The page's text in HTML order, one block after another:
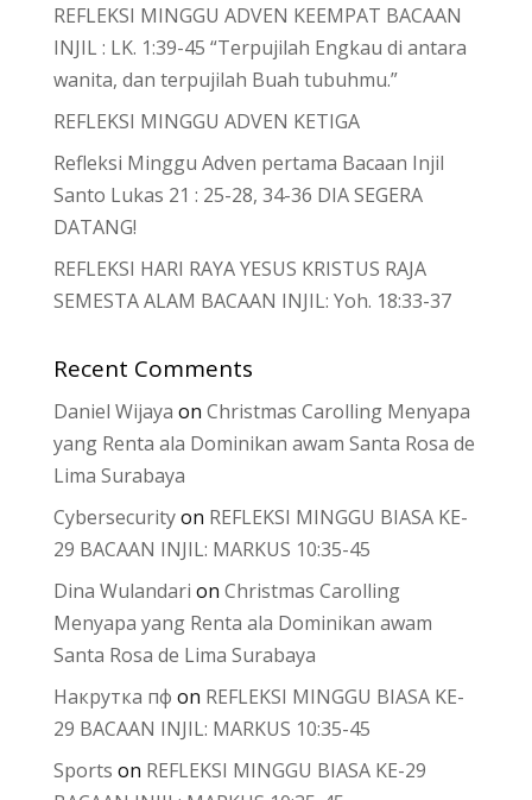
REFLEKSI MINGGU ADVEN KEEMPAT BACAAN
INJIL : LK. 1:39-45 “Terpujilah Engkau di antara
wanita, dan terpujilah Buah tubuhmu.”
REFLEKSI MINGGU ADVEN KETIGA
Refleksi Minggu Adven pertama Bacaan Injil
Santo Lukas 21 : 25-28, 34-36 DIA SEGERA
DATANG!
REFLEKSI HARI RAYA YESUS KRISTUS RAJA
SEMESTA ALAM BACAAN INJIL: Yoh. 18:33-37
Recent Comments
Daniel Wijaya on Christmas Carolling Menyapa
yang Renta ala Dominikan awam Santa Rosa de
Lima Surabaya
Cybersecurityon REFLEKSI MINGGU BIASA KE-
29 BACAAN INJIL: MARKUS 10:35-45
Dina Wulandari on Christmas Carolling
Menyapa yang Renta ala Dominikan awam
Santa Rosa de Lima Surabaya
Накрутка пф on REFLEKSI MINGGU BIASA KE-
29 BACAAN INJIL: MARKUS 10:35-45
Sports on REFLEKSI MINGGU BIASA KE-29